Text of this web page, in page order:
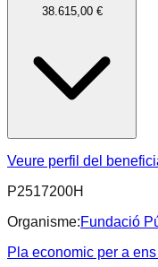
38.615,00 €
Veure perfil del
P2517200H
Organisme:Fundació
Pla economic per a